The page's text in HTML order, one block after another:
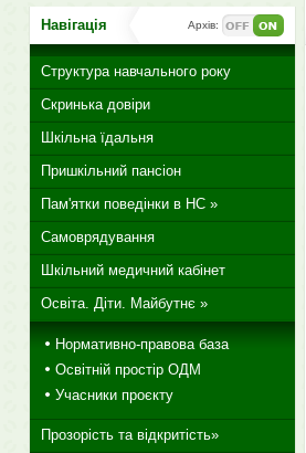
Навігація Архів:
Структура навчального року
Скринька довіри
Шкільна їдальня
Пришкільний пансіон
Пам'ятки поведінки в НС »
Самоврядування
Шкільний медичний кабінет
Освіта. Діти. Майбутнє »
Нормативно-правова база
Освітній простір ОДМ
Учасники проєкту
Прозорість та відкритість»